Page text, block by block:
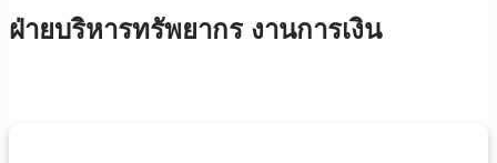
ฝ่ายบริหารทรัพยากร งานการเงิน